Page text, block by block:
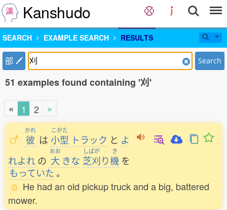
Kanshudo
SEARCH EXAMPLE SEARCH RESULTS
部 Search
51 examples found containing '刈'
« 1 2 »
かれ
彼 は
こがた
小型 トラック と よ
れよれの
おお
大 きな
しばが
芝刈り
き
機 を
もっていた。
He had an old pickup truck and a big, battered
mower.